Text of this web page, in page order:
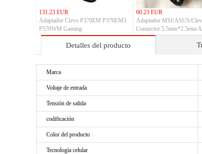
131.23 EUR
Adaptador Clevo P370EM P370EM3
P570WM Gaming
60.23 EUR
Adaptador MSI/ASUS/
Connector 5.5mm*2.5mm
Gaming Laptop/Notebook
Detalles del producto
Marca
Voltaje de entrada
Tensión de salida
codificación
Color del producto
Tecnología celular